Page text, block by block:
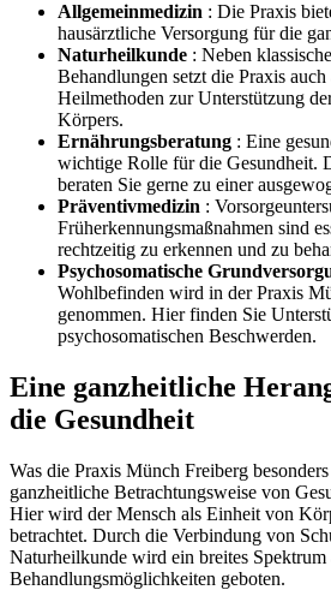
Allgemeinmedizin : Die Praxis
hausärztliche Versorgung für die
Naturheilkunde : Neben
Behandlungen setzt die Praxis
Heilmethoden zur Unterstützung
Körpers.
Ernährungsberatung : Eine
wichtige Rolle für die Gesundheit.
beraten Sie gerne zu einer
Präventivmedizin :
Früherkennungsmaßnahmen sind
rechtzeitig zu erkennen und zu
Psychosomatische
Wohlbefinden wird in der Praxis
genommen. Hier finden Sie
psychosomatischen Beschwerden.
Eine ganzheitliche
die Gesundheit
Was die Praxis Münch Freiberg
ganzheitliche Betrachtungsweise von
Hier wird der Mensch als Einheit von
betrachtet. Durch die Verbindung von
Naturheilkunde wird ein breites Spektrum
Behandlungsmöglichkeiten geboten.